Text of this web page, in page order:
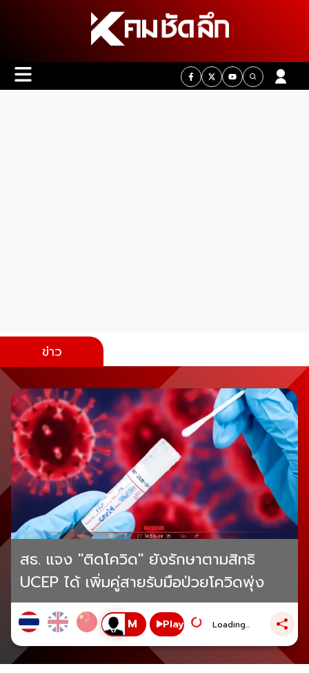
ข่าว
สธ. แจง "ติดโควิด" ยังรักษาตามสิทธิ
UCEP ได้ เพิ่มคู่สายรับมือป่วยโควิดพุ่ง
Play Loading...